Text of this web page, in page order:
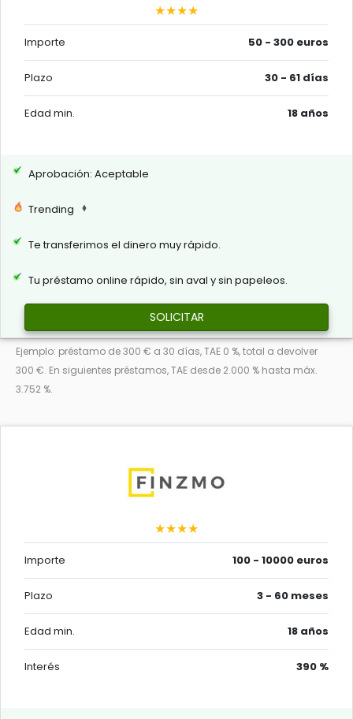
★★★★
Importe 50 - 300 euros
Plazo 30 - 61 días
Edad min. 18 años
Aprobación: Aceptable
Trending
Te transferimos el dinero muy rápido.
Tu préstamo online rápido, sin aval y sin papeleos.
SOLICITAR
Ejemplo: préstamo de 300 € a 30 días, TAE 0 %, total a devolver
300 €. En siguientes préstamos, TAE desde 2.000 % hasta máx.
3.752 %.
★★★★
Importe 100 - 10000 euros
Plazo 3 - 60 meses
Edad min. 18 años
Interés 390 %